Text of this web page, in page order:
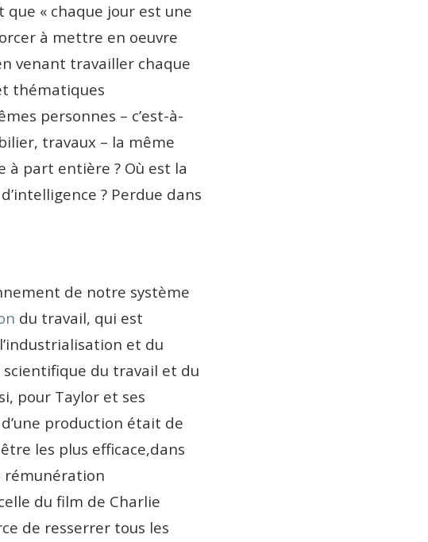
que « chaque jour est une
à mettre en oeuvre
venant travailler chaque
thématiques
personnes – c’est-à-
travaux – la même
à part entière ? Où est la
? Perdue dans
de notre système
du travail, qui est
et du
scientifique du travail et du
pour Taylor et ses
production était de
les plus efficace,dans
rémunération
du film de Charlie
de resserrer tous les